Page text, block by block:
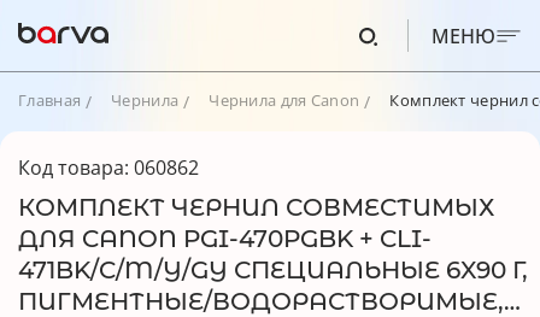
МЕНЮ
Главная Чернила Чернила для Canon Комплект чернил
Код товара: 060862
КОМПЛЕКТ ЧЕРНИЛ СОВМЕСТИМЫХ
ДЛЯ CANON PGI-470PGBK + CLI-
471BK/C/M/Y/GY СПЕЦИАЛЬНЫЕ 6X90 Г,
ПИГМЕНТНЫЕ/ВОДОРАСТВОРИМЫЕ,